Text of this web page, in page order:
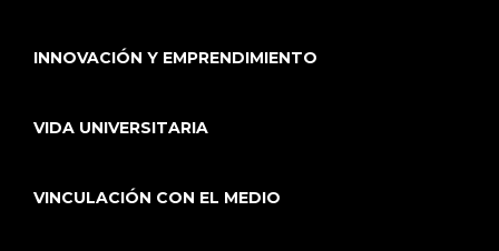
INNOVACIÓN Y EMPRENDIMIENTO
VIDA UNIVERSITARIA
VINCULACIÓN CON EL MEDIO